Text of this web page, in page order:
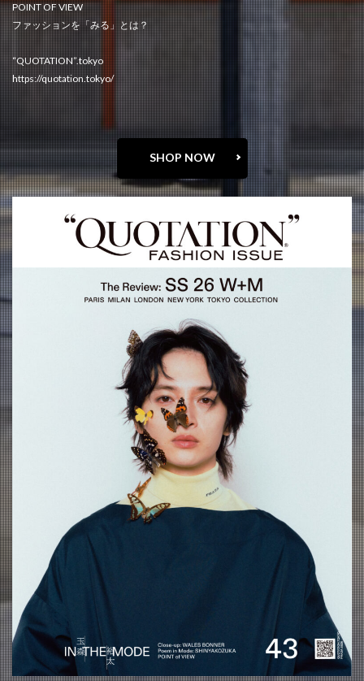
POINT OF VIEW
ファッションを「みる」とは？
“QUOTATION”.tokyo
https://quotation.tokyo/
SHOP NOW